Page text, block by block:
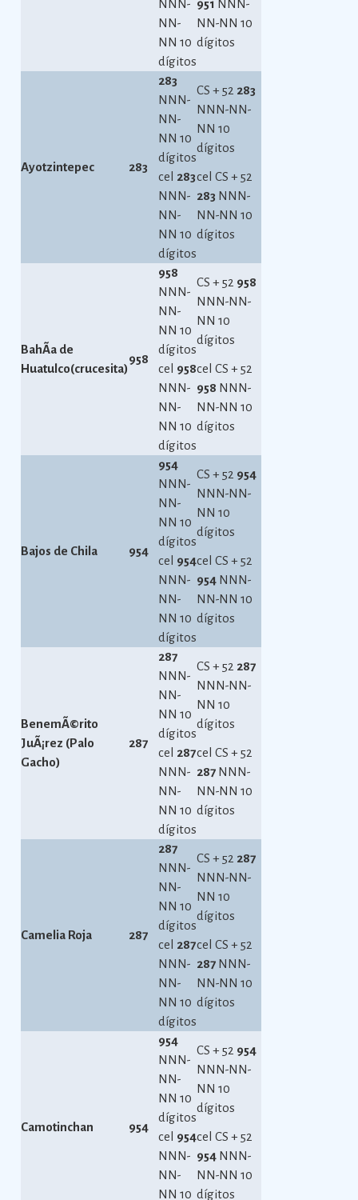
NNN-
NN-
NN 10
dígitos
951 NNN-
NN-NN 10
dígitos
Ayotzintepec 283
283
NNN-
NN-
NN 10
dígitos
CS + 52 283
NNN-NN-
NN 10
dígitos
cel 283
NNN-
NN-
NN 10
dígitos
cel CS + 52
283 NNN-
NN-NN 10
dígitos
BahÃ­a de
Huatulco(crucesita)
958
958
NNN-
NN-
NN 10
dígitos
CS + 52 958
NNN-NN-
NN 10
dígitos
cel 958
NNN-
NN-
NN 10
dígitos
cel CS + 52
958 NNN-
NN-NN 10
dígitos
Bajos de Chila 954
954
NNN-
NN-
NN 10
dígitos
CS + 52 954
NNN-NN-
NN 10
dígitos
cel 954
NNN-
NN-
NN 10
dígitos
cel CS + 52
954 NNN-
NN-NN 10
dígitos
BenemÃ©rito
JuÃ¡rez (Palo
Gacho)
287
287
NNN-
NN-
NN 10
dígitos
CS + 52 287
NNN-NN-
NN 10
dígitos
cel 287
NNN-
NN-
NN 10
dígitos
cel CS + 52
287 NNN-
NN-NN 10
dígitos
Camelia Roja 287
287
NNN-
NN-
NN 10
dígitos
CS + 52 287
NNN-NN-
NN 10
dígitos
cel 287
NNN-
NN-
NN 10
dígitos
cel CS + 52
287 NNN-
NN-NN 10
dígitos
Camotinchan 954
954
NNN-
NN-
NN 10
dígitos
CS + 52 954
NNN-NN-
NN 10
dígitos
cel 954
NNN-
NN-
NN 10
cel CS + 52
954 NNN-
NN-NN 10
dígitos